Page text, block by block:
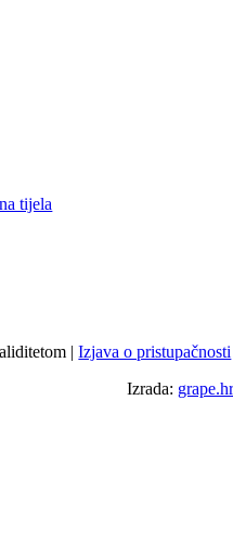
tijela
|Izjava o pristupačnosti
Izrada: grape.hr